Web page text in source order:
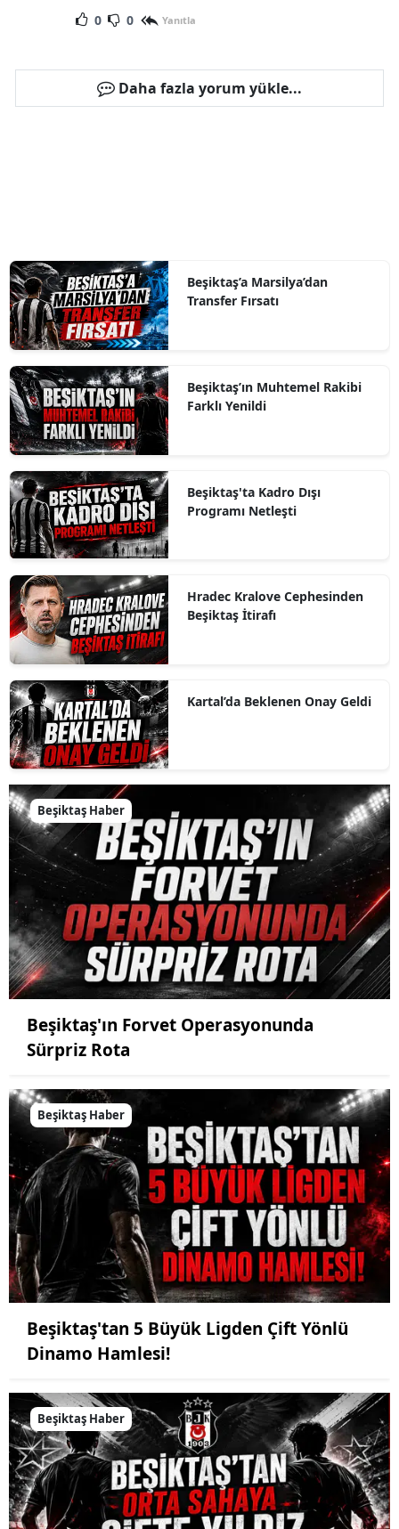
0 0 Yanıtla
Daha fazla yorum yükle...
Beşiktaş’a Marsilya’dan
Transfer Fırsatı
Beşiktaş’ın Muhtemel Rakibi
Farklı Yenildi
Beşiktaş'ta Kadro Dışı
Programı Netleşti
Hradec Kralove Cephesinden
Beşiktaş İtirafı
Kartal’da Beklenen Onay Geldi
Beşiktaş Haber
Beşiktaş'ın Forvet Operasyonunda
Sürpriz Rota
Beşiktaş Haber
Beşiktaş'tan 5 Büyük Ligden Çift Yönlü
Dinamo Hamlesi!
Beşiktaş Haber